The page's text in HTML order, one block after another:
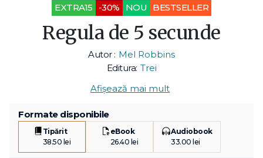
EXTRA15 -30% NOU BESTSELLER
Regula de 5 secunde
Autor : Mel Robbins
Editura: Trei
Afișează mai mult
Formate disponibile
Tipărit
38.50 lei
eBook
26.40 lei
Audiobook
33.00 lei